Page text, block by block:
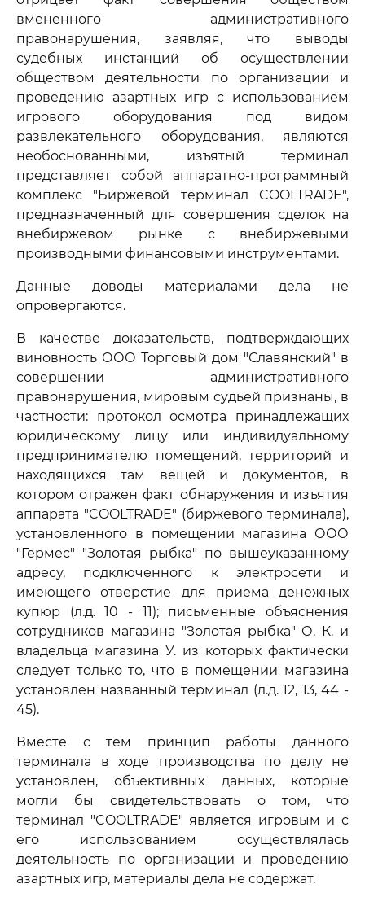
вмененного административного
правонарушения, заявляя, что выводы
судебных инстанций об осуществлении
обществом деятельности по организации и
проведению азартных игр с использованием
игрового оборудования под видом
развлекательного оборудования, являются
необоснованными, изъятый терминал
представляет собой аппаратно-программный
комплекс "Биржевой терминал COOLTRADE",
предназначенный для совершения сделок на
внебиржевом рынке с внебиржевыми
производными финансовыми инструментами.
Данные доводы материалами дела не
опровергаются.
В качестве доказательств, подтверждающих
виновность ООО Торговый дом "Славянский" в
совершении административного
правонарушения, мировым судьей признаны, в
частности: протокол осмотра принадлежащих
юридическому лицу или индивидуальному
предпринимателю помещений, территорий и
находящихся там вещей и документов, в
котором отражен факт обнаружения и изъятия
аппарата "COOLTRADE" (биржевого терминала),
установленного в помещении магазина ООО
"Гермес" "Золотая рыбка" по вышеуказанному
адресу, подключенного к электросети и
имеющего отверстие для приема денежных
купюр (л.д. 10 - 11); письменные объяснения
сотрудников магазина "Золотая рыбка" О. К. и
владельца магазина У. из которых фактически
следует только то, что в помещении магазина
установлен названный терминал (л.д. 12, 13, 44 -
45).
Вместе с тем принцип работы данного
терминала в ходе производства по делу не
установлен, объективных данных, которые
могли бы свидетельствовать о том, что
терминал "COOLTRADE" является игровым и с
его использованием осуществлялась
деятельность по организации и проведению
азартных игр, материалы дела не содержат.